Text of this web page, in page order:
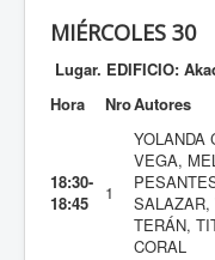
MIÉRCOLES 30
Lugar. EDIFICIO:
Hora
NroAutores
18:30-
18:45
1
YOLANDA
VEGA,
SALAZAR,
TERÁN,
CORAL